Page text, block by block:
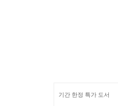
기간 한정 특가 도서